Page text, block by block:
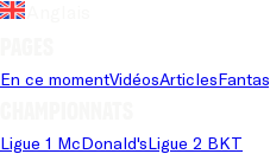
En ce momentVidéosArticles
Ligue 1 McDonald'sLigue 2 BKT